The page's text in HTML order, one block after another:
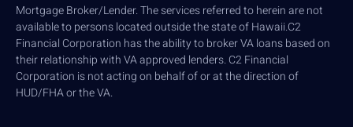
Mortgage Broker/Lender. The services referred to herein are not
available to persons located outside the state of Hawaii.C2
Financial Corporation has the ability to broker VA loans based on
their relationship with VA approved lenders. C2 Financial
Corporation is not acting on behalf of or at the direction of
HUD/FHA or the VA.